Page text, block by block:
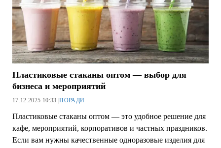
Пластиковые стаканы оптом — выбор для
бизнеса и мероприятий
17.12.2025 10:33 |ПОРАДИ
Пластиковые стаканы оптом — это удобное решение для
кафе, мероприятий, корпоративов и частных праздников.
Если вам нужны качественные одноразовые изделия для